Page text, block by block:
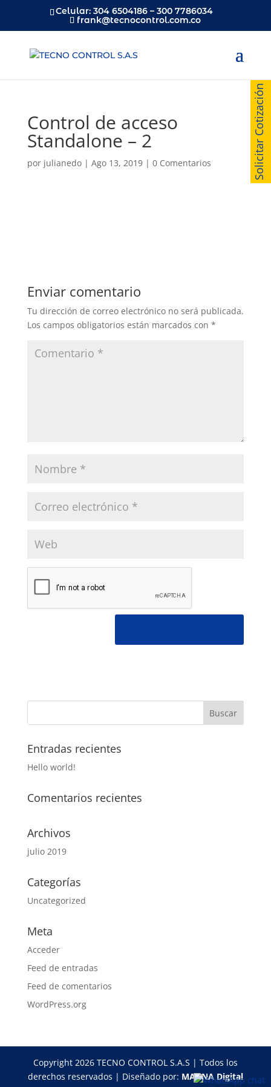
Celular: 304 6504186 – 300 7786034
frank@tecnocontrol.com.co
Control de acceso
Standalone – 2
por julianedo| Ago 13, 2019| 0 Comentarios
Enviar comentario
Tu dirección de correo electrónico no será publicada.
Los campos obligatorios están marcados con *
Entradas recientes
Hello world!
Comentarios recientes
Archivos
julio 2019
Categorías
Uncategorized
Meta
Acceder
Feed de entradas
Feed de comentarios
WordPress.org
Copyright 2026 TECNO CONTROL S.A.S | Todos los
derechos reservados | Diseñado por: MAGNA Digital
Solicitar Cotización